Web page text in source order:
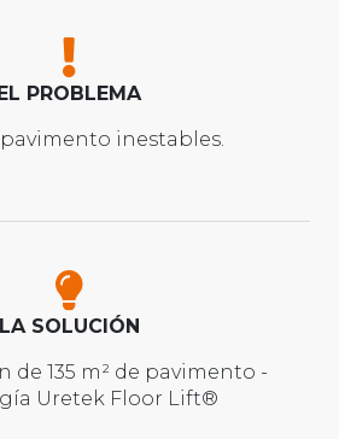
EL PROBLEMA
pavimento inestables.
LA SOLUCIÓN
de 135 m² de pavimento -
Uretek Floor Lift®